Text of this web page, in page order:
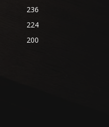
236
224
200